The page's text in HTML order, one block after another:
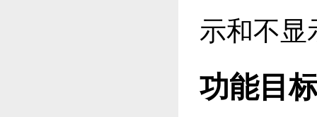
示和不显
功能目